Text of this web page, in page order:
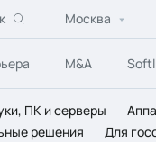
Москва
M&A
ПК и серверы
решения Для